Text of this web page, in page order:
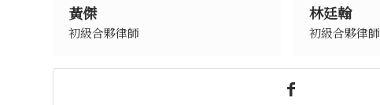
黃傑
初級合夥律師
林廷翰
初級合夥律師